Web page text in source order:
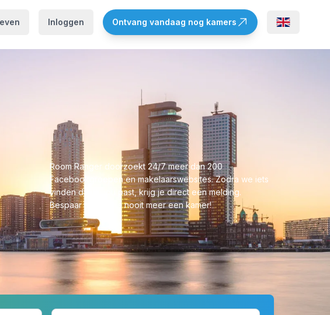
Inloggen Ontvang vandaag nog kamers
Room Ranger doorzoekt 24/7 meer dan 200
Facebookgroepen en makelaarswebsites. Zodra we iets
vinden dat bij jou past, krijg je direct een melding.
Bespaar tijd en mis nooit meer een kamer!